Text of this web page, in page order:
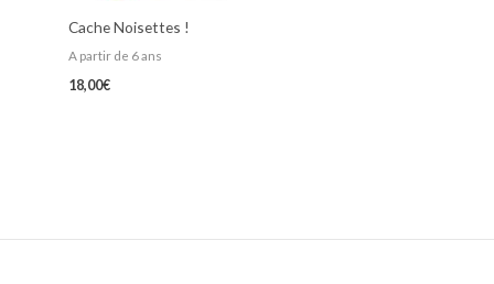
Cache Noisettes !
A partir de 6 ans
18,00€